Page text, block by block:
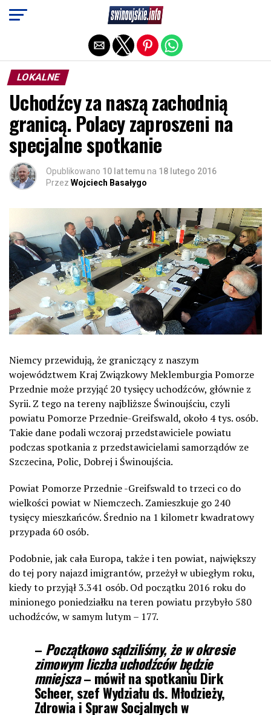
LOKALNE
Uchodźcy za naszą zachodnią
granicą. Polacy zaproszeni na
specjalne spotkanie
Opublikowano 10 lat temu na 18 lutego 2016
Przez Wojciech Basałygo
Niemcy przewidują, że graniczący z naszym
województwem Kraj Związkowy Meklemburgia Pomorze
Przednie może przyjąć 20 tysięcy uchodźców, głównie z
Syrii. Z tego na tereny najbliższe Świnoujściu, czyli
powiatu Pomorze Przednie-Greifswald, około 4 tys. osób.
Takie dane podali wczoraj przedstawiciele powiatu
podczas spotkania z przedstawicielami samorządów ze
Szczecina, Polic, Dobrej i Świnoujścia.
Powiat Pomorze Przednie -Greifswald to trzeci co do
wielkości powiat w Niemczech. Zamieszkuje go 240
tysięcy mieszkańców. Średnio na 1 kilometr kwadratowy
przypada 60 osób.
Podobnie, jak cała Europa, także i ten powiat, największy
do tej pory najazd imigrantów, przeżył w ubiegłym roku,
kiedy to przyjął 3.341 osób. Od początku 2016 roku do
minionego poniedziałku na teren powiatu przybyło 580
uchodźców, w samym lutym – 177.
– Początkowo sądziliśmy, że w okresie
zimowym liczba uchodźców będzie
mniejsza– mówił na spotkaniu Dirk
Scheer, szef Wydziału ds. Młodzieży,
Zdrowia i Spraw Socjalnych w
Exit mobile version